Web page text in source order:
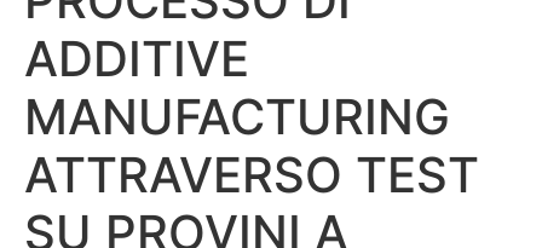
ADDITIVE
MANUFACTURING
ATTRAVERSO TEST
SU PROVINI A